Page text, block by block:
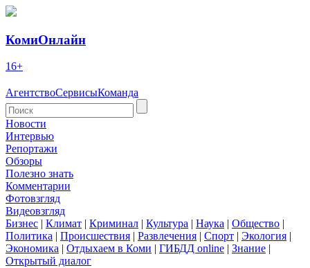
КомиОнлайн
16+
АгентствоСервисыКоманда
Новости
Интервью
Репортажи
Обзоры
Полезно знать
Комментарии
Фотовзгляд
Видеовзгляд
Бизнес | Климат | Криминал | Культура | Наука | Общество |
Политика | Происшествия | Развлечения | Спорт | Экология |
Экономика | Отдыхаем в Коми | ГИБДД online | Знание |
Открытый диалог